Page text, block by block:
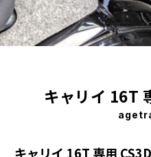
キャリイ 16T
キャリイ 16T 専用